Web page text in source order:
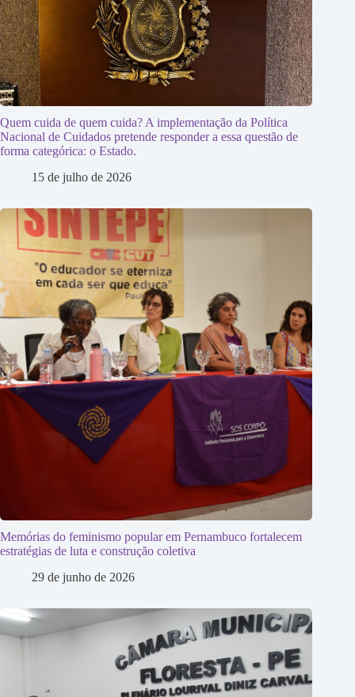
Quem cuida de quem cuida? A implementação da Política
Nacional de Cuidados pretende responder a essa questão de
forma categórica: o Estado.
15 de julho de 2026
Memórias do feminismo popular em Pernambuco fortalecem
estratégias de luta e construção coletiva
29 de junho de 2026